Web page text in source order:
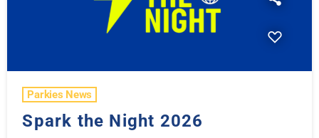
Parkies News
Spark the Night 2026